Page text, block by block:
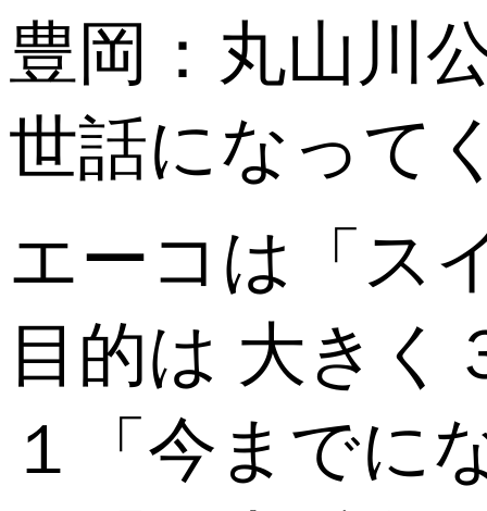
豊岡：丸山川
世話になって
エーコは「ス
目的は 大きく
１「今までに